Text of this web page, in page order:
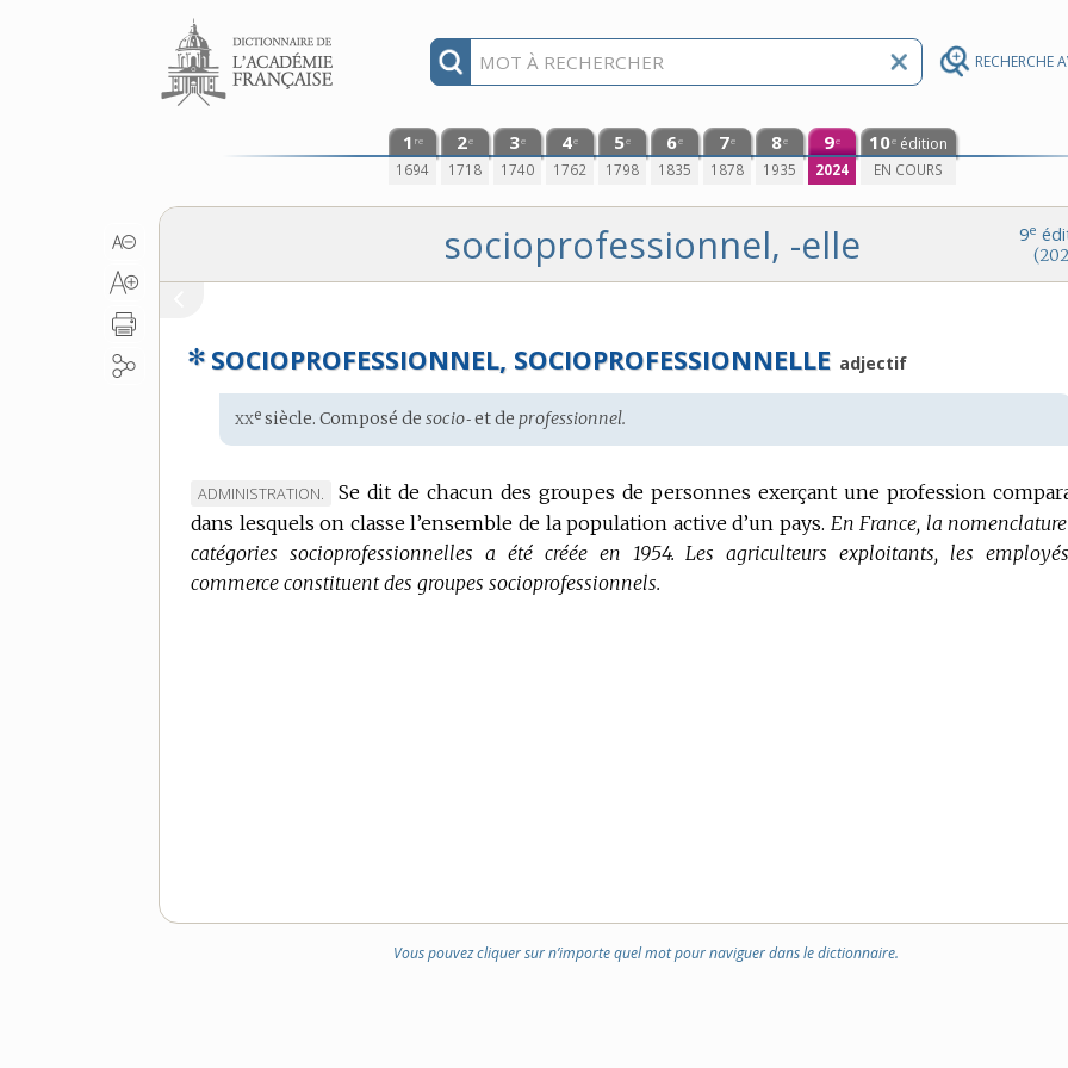
RECHERCHE
Aller au contenu
1 re
1694
2e
1718
3e
1740
4e
1762
5e
1798
6e
1835
7e
1878
8e
1935
9e
2024
10e édition
EN COURS
9e
socioprofessionnel, -elle
✻ SOCIOPROFESSIONNEL, SOCIOPROFESSIONNELLE adjectif
Étymologie
:
xxe siècle. Composé desocio‑et deprofessionnel.
MARQUE
DE
DOMAINE
:
ADMINISTRATION.
Se dit de chacun des groupes de personnes exerçant une profession
dans lesquels on classe l’ensemble de la population active d’un pays. En France, la
catégories socioprofessionnelles a été créée en 1954. Les agriculteurs exploitants, les
commerce constituent des groupes socioprofessionnels.
Vous pouvez cliquer sur n’importe quel mot pour naviguer dans le dictionnaire.